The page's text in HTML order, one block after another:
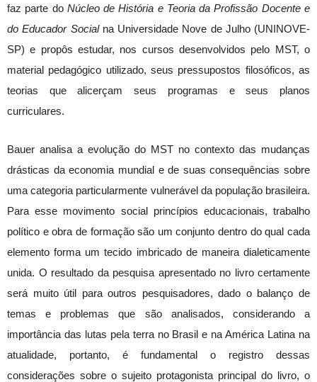
faz parte do Núcleo de História e Teoria da Profissão Docente e
do Educador Socialna Universidade Nove de Julho (UNINOVE-
SP) e propôs estudar, nos cursos desenvolvidos pelo MST, o
material pedagógico utilizado, seus pressupostos filosóficos, as
teorias que alicerçam seus programas e seus planos
curriculares.
Bauer analisa a evolução do MST no contexto das mudanças
drásticas da economia mundial e de suas consequências sobre
uma categoria particularmente vulnerável da população brasileira.
Para esse movimento social princípios educacionais, trabalho
político e obra de formação são um conjunto dentro do qual cada
elemento forma um tecido imbricado de maneira dialeticamente
unida. O resultado da pesquisa apresentado no livro certamente
será muito útil para outros pesquisadores, dado o balanço de
temas e problemas que são analisados, considerando a
importância das lutas pela terra no Brasil e na América Latina na
atualidade, portanto, é fundamental o registro dessas
considerações sobre o sujeito protagonista principal do livro, o